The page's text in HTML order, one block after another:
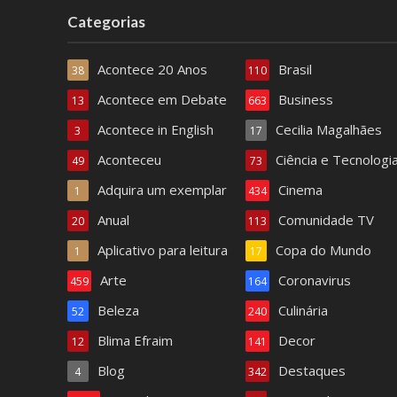
e
i
u
o
m
r
l
R
-
h
u
r
a
s
d
r
e
Categorias
Acontece 20 Anos
38
Acontece em Debate
13
Acontece in English
3
Aconteceu
49
Adquira um exemplar
1
Anual
20
Aplicativo para leitura
1
Arte
459
Beleza
52
Blima Efraim
12
Blog
4
Brasil
110
Business
663
Cecilia Magalhães
17
Ciência e Tecnologia
73
Cinema
434
Comunidade TV
113
Copa do Mundo
17
Coronavirus
164
Culinária
240
Decor
141
Destaques
342